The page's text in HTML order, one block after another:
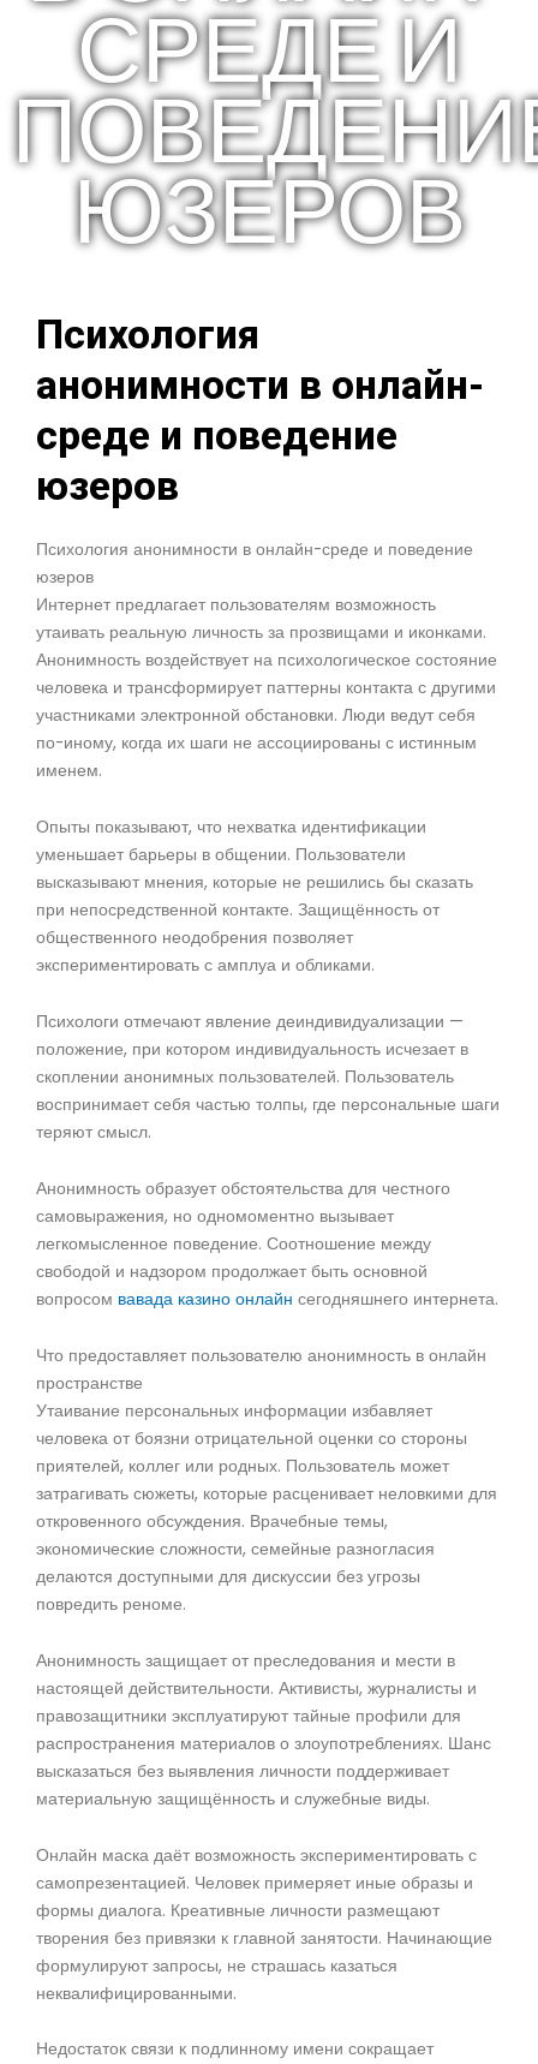
СРЕДЕ И
ЮЗЕРОВ
Психология
анонимности в онлайн-
среде и поведение
юзеров
Психология анонимности в онлайн-среде и поведение
юзеров
Интернет предлагает пользователям возможность
утаивать реальную личность за прозвищами и иконками.
Анонимность воздействует на психологическое состояние
человека и трансформирует паттерны контакта с другими
участниками электронной обстановки. Люди ведут себя
по-иному, когда их шаги не ассоциированы с истинным
именем.
Опыты показывают, что нехватка идентификации
уменьшает барьеры в общении. Пользователи
высказывают мнения, которые не решились бы сказать
при непосредственной контакте. Защищённость от
общественного неодобрения позволяет
экспериментировать с амплуа и обликами.
Психологи отмечают явление деиндивидуализации —
положение, при котором индивидуальность исчезает в
скоплении анонимных пользователей. Пользователь
воспринимает себя частью толпы, где персональные шаги
теряют смысл.
Анонимность образует обстоятельства для честного
самовыражения, но одномоментно вызывает
легкомысленное поведение. Соотношение между
свободой и надзором продолжает быть основной
вопросом вавада казино онлайн сегодняшнего интернета.
Что предоставляет пользователю анонимность в онлайн
пространстве
Утаивание персональных информации избавляет
человека от боязни отрицательной оценки со стороны
приятелей, коллег или родных. Пользователь может
затрагивать сюжеты, которые расценивает неловкими для
откровенного обсуждения. Врачебные темы,
экономические сложности, семейные разногласия
делаются доступными для дискуссии без угрозы
повредить реноме.
Анонимность защищает от преследования и мести в
настоящей действительности. Активисты, журналисты и
правозащитники эксплуатируют тайные профили для
распространения материалов о злоупотреблениях. Шанс
высказаться без выявления личности поддерживает
материальную защищённость и служебные виды.
Онлайн маска даёт возможность экспериментировать с
самопрезентацией. Человек примеряет иные образы и
формы диалога. Креативные личности размещают
творения без привязки к главной занятости. Начинающие
формулируют запросы, не страшась казаться
неквалифицированными.
Недостаток связи к подлинному имени сокращает